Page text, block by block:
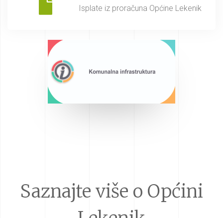
Isplate iz proračuna Općine Lekenik
Saznajte više o Općini